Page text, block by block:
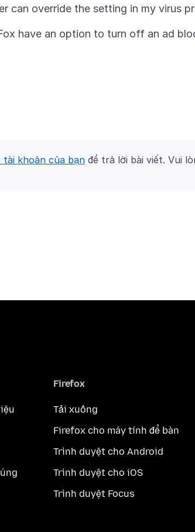
tài khoản của bạn để trả lời bài viết. Vui
Firefox
Tải xuống
Firefox cho máy tính để bàn
Trình duyệt cho Android
Trình duyệt cho iOS
Trình duyệt Focus